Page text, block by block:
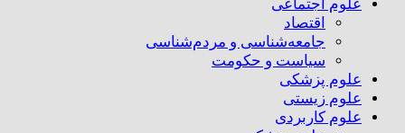
علوم اجتماعی
اقتصاد
جامعه‌شناسی و مردم‌شناسی
سیاست و حکومت
علوم پزشکی
علوم زیستی
علوم کاربردی